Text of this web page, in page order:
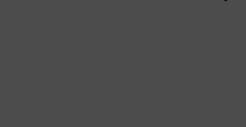
aktiv abfragen